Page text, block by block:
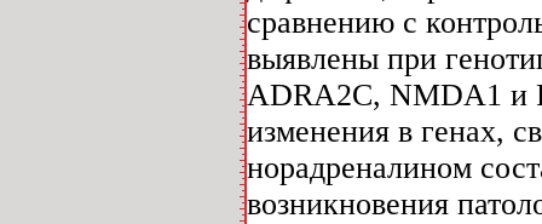
сравнению с
выявлены при
ADRA2C, NMDA1 и
изменения в генах,
норадреналином
возникновения